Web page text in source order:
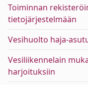
Toiminnan
tietojärjestelmään
Vesihuolto haja-
Vesiliikennelain
harjoituksiin